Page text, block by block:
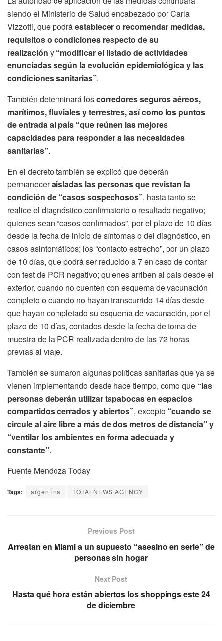
siendo el Ministerio de Salud encabezado por Carla
Vizzotti, que podráestablecer o recomendar medidas,
requisitos o condiciones respecto de su
realización y “modificar el listado de actividades
enunciadas según la evolución epidemiológica y las
condiciones sanitarias”.
También determinará loscorredores seguros aéreos,
marítimos, fluviales y terrestres, así como los puntos
de entrada al país “que reúnen las mejores
capacidades para responder a las necesidades
sanitarias”.
En el decreto también se explicó que deberán
permaneceraisladas las personas que revistan la
condición de “casos sospechosos”, hasta tanto se
realice el diagnóstico confirmatorio o resultado negativo;
quienes sean “casos confirmados”, por el plazo de 10 días
desde la fecha de inicio de síntomas o del diagnóstico, en
casos asintomáticos; los “contacto estrecho”, por un plazo
de 10 días, que podrá ser reducido a 7 en caso de contar
con test de PCR negativo; quienes arriben al país desde el
exterior, cuando no cuenten con esquema de vacunación
completo o cuando no hayan transcurrido 14 días desde
que hayan completado su esquema de vacunación, por el
plazo de 10 días, contados desde la fecha de toma de
muestra de la PCR realizada dentro de las 72 horas
previas al viaje.
También se sumaron algunas políticas sanitarias que ya se
vienen implementando desde hace tiempo, como que “las
personas deberán utilizar tapabocas en espacios
compartidos cerrados y abiertos”, excepto “cuando se
circule al aire libre a más de dos metros de distancia” y
“ventilar los ambientes en forma adecuada y
constante”.
Fuente Mendoza Today
Tags: argentina TOTALNEWS AGENCY
Previous Post
Arrestan en Miami a un supuesto “asesino en serie” de
personas sin hogar
Next Post
Hasta qué hora están abiertos los shoppings este 24
de diciembre